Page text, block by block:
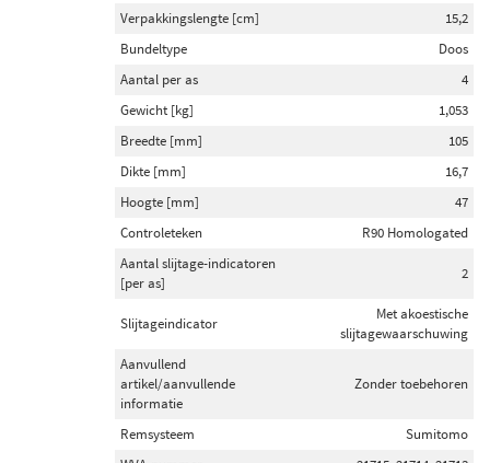
Verpakkingslengte [cm]
15,2
Bundeltype
Doos
Aantal per as
4
Gewicht [kg]
1,053
Breedte [mm]
105
Dikte [mm]
16,7
Hoogte [mm]
47
Controleteken
R90 Homologated
Aantal slijtage-indicatoren
[per as]
2
Slijtageindicator
Met akoestische
slijtagewaarschuwing
Aanvullend
artikel/aanvullende
informatie
Zonder toebehoren
Remsysteem
Sumitomo